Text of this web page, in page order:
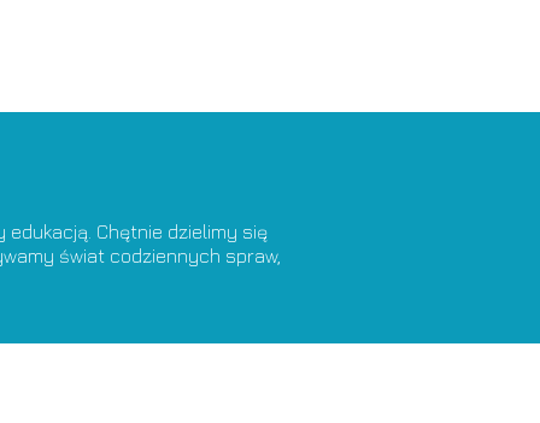
edukacją. Chętnie dzielimy się
świat codziennych spraw,